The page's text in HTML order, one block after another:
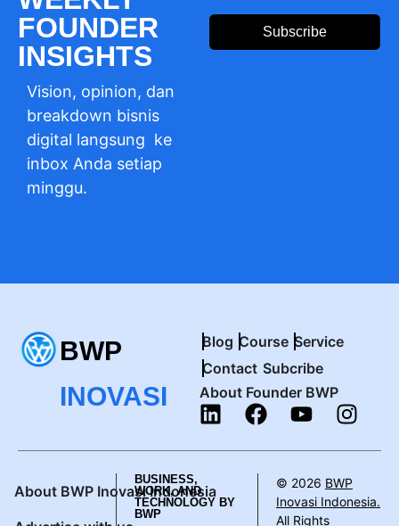
FOUNDER
INSIGHTS
Vision, opinion, dan
breakdown bisnis
digital langsung ke
inbox Anda setiap
minggu.
Subscribe
BWP
INOVASI
Blog Course Service
Contact Subcribe
About Founder BWP
About BWP Inovasi Indonesia
BUSINESS,
WORK, AND
TECHNOLOGY BY
BWP
© 2026 BWP
Inovasi Indonesia.
All Rights